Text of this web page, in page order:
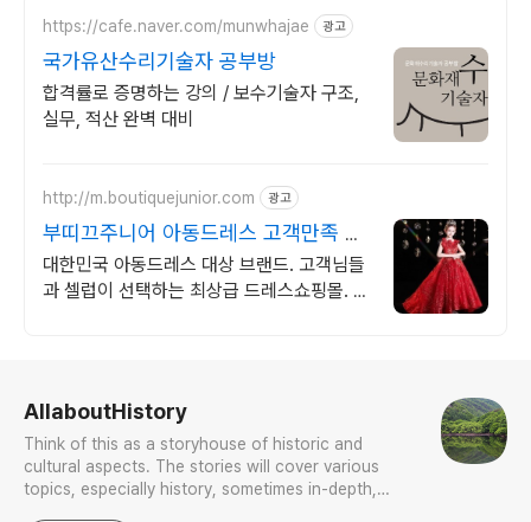
https://cafe.naver.com/munwhajae 광고
국가유산수리기술자 공부방
합격률로 증명하는 강의 / 보수기술자 구조,
실무, 적산 완벽 대비
http://m.boutiquejunior.com 광고
부띠끄주니어 아동드레스 고객만족 대
상업체
대한민국 아동드레스 대상 브랜드. 고객님들
과 셀럽이 선택하는 최상급 드레스쇼핑몰. 최
AllaboutHistory
Think of this as a storyhouse of historic and
cultural aspects. The stories will cover various
topics, especially history, sometimes in-depth,